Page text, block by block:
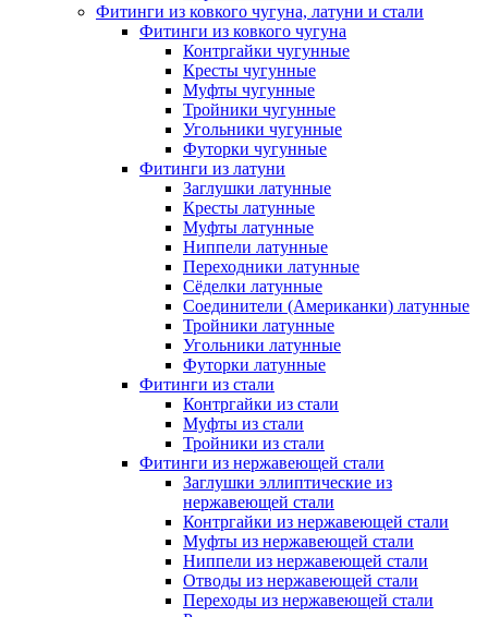
Фитинги из ковкого чугуна, латуни и стали
Фитинги из ковкого чугуна
Контргайки чугунные
Кресты чугунные
Муфты чугунные
Тройники чугунные
Угольники чугунные
Футорки чугунные
Фитинги из латуни
Заглушки латунные
Кресты латунные
Муфты латунные
Ниппели латунные
Переходники латунные
Сёделки латунные
Соединители (Американки) латунные
Тройники латунные
Угольники латунные
Футорки латунные
Фитинги из стали
Контргайки из стали
Муфты из стали
Тройники из стали
Фитинги из нержавеющей стали
Заглушки эллиптические из
нержавеющей стали
Контргайки из нержавеющей стали
Муфты из нержавеющей стали
Ниппели из нержавеющей стали
Отводы из нержавеющей стали
Переходы из нержавеющей стали